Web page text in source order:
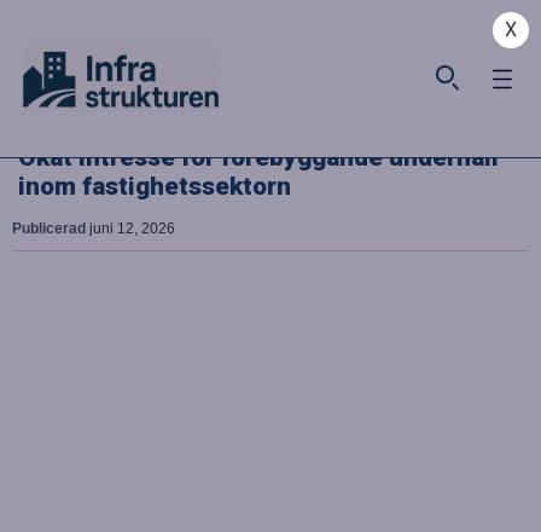
X
Ökat intresse för förebyggande underhåll
inom fastighetssektorn
Publicerad juni 12, 2026